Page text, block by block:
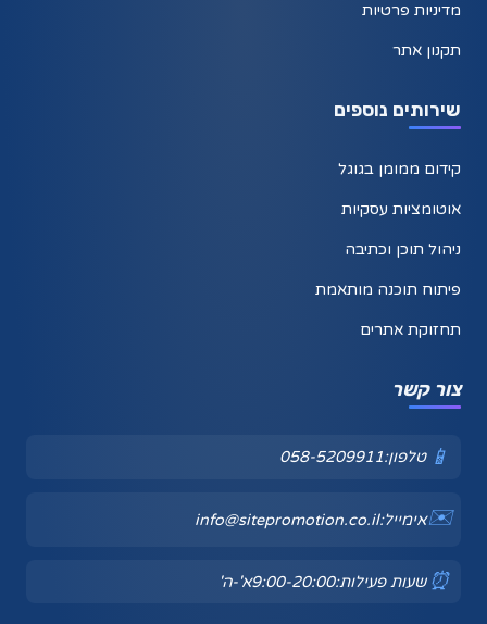
מדיניות פרטיות
תקנון אתר
שירותים נוספים
קידום ממומן בגוגל
אוטומציות עסקיות
ניהול תוכן וכתיבה
פיתוח תוכנה מותאמת
תחזוקת אתרים
צור קשר
📱 טלפון:058-5209911
✉️אימייל:info@sitepromotion.co.il
⏰ שעות פעילות:20:00
-
9:00א'-ה'